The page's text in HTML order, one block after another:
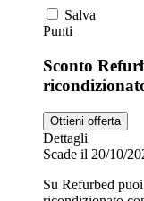
Salva
Punti
Sconto
Ottieni offerta
Dettagli
Scade il 20/10/
Su Refurbed